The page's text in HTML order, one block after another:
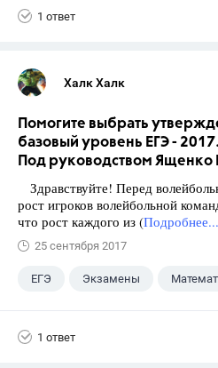
1 ответ
Халк Халк
Помогите выбрать
базовый уровень ЕГЭ -
Под руководством Ященко
Здравствуйте! Перед
рост игроков волейбольной
что рост каждого из (Подробнее...
25 сентября 2017
ЕГЭ Экзамены
1 ответ